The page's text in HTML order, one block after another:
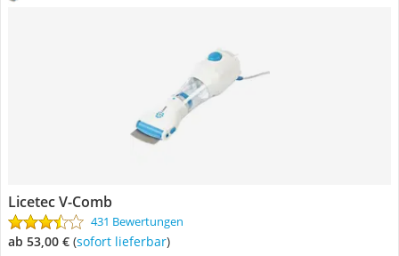
Licetec V-Comb
431 Bewertungen
ab 53,00 € ( Sofort lieferbar)